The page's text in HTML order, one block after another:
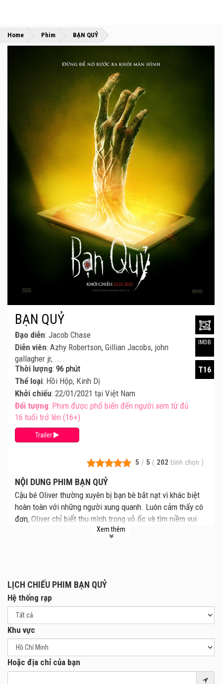
Home »
Phim »
BẠN QUỶ
5 / 5 ( 202 bình chọn )
NỘI DUNG PHIM BẠN QUỶ
Cậu bé Oliver thường xuyên bị bạn bè bắt nạt vì khác biệt
hoàn toàn với những người xung quanh. Luôn cảm thấy cô
đơn, Oliver chỉ biết thu mình trong vỏ ốc và tìm niềm vui
trong thế giới ảo. Cậu phát hiện ra một sinh vật bí ẩn ở
Oliver đã tìm mọi cách bảo vệ cậu khỏi con quái vật kì dị
này.
Xem thêm
BẠN QUỶ
Đạo diễn: Jacob Chase
Diễn viên: Azhy Robertson, Gillian Jacobs, john
gallagher jr, ....
Thời lượng: 96 phút
Thể loại: Hồi Hộp, Kinh Dị
Khởi chiếu: 22/01/2021 tại Việt Nam
Đối tượng: Phim được phổ biến đến người xem từ đủ
16 tuổi trở lên (16+)
Trailer
IMDB
T16
LỊCH CHIẾU PHIM BẠN QUỶ
Hệ thống rạp
Khu vực
Hoặc địa chỉ của bạn